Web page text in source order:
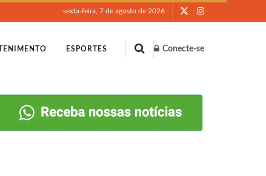
sexta-feira, 7 de agosto de 2026
ESPORTES Conecte-se